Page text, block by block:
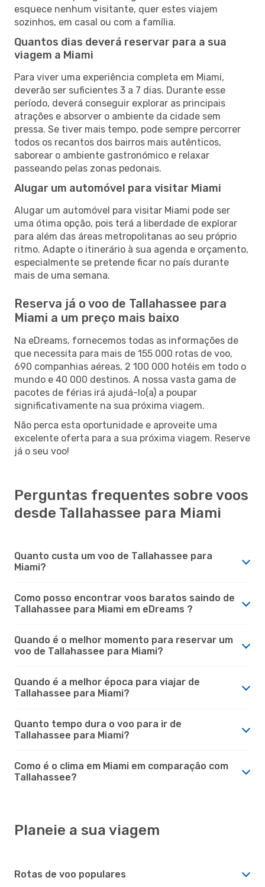
esquece nenhum visitante, quer estes viajem
sozinhos, em casal ou com a família.
Quantos dias deverá reservar para a sua
viagem a Miami
Para viver uma experiência completa em Miami,
deverão ser suficientes 3 a 7 dias. Durante esse
período, deverá conseguir explorar as principais
atrações e absorver o ambiente da cidade sem
pressa. Se tiver mais tempo, pode sempre percorrer
todos os recantos dos bairros mais autênticos,
saborear o ambiente gastronómico e relaxar
passeando pelas zonas pedonais.
Alugar um automóvel para visitar Miami
Alugar um automóvel para visitar Miami pode ser
uma ótima opção, pois terá a liberdade de explorar
para além das áreas metropolitanas ao seu próprio
ritmo. Adapte o itinerário à sua agenda e orçamento,
especialmente se pretende ficar no país durante
mais de uma semana.
Reserva já o voo de Tallahassee para
Miami a um preço mais baixo
Na eDreams, fornecemos todas as informações de
que necessita para mais de 155 000 rotas de voo,
690 companhias aéreas, 2 100 000 hotéis em todo o
mundo e 40 000 destinos. A nossa vasta gama de
pacotes de férias irá ajudá-lo(a) a poupar
significativamente na sua próxima viagem.
Não perca esta oportunidade e aproveite uma
excelente oferta para a sua próxima viagem. Reserve
já o seu voo!
Perguntas frequentes sobre voos
desde Tallahassee para Miami
Quanto custa um voo de Tallahassee para
Miami?
Como posso encontrar voos baratos saindo de
Tallahassee para Miami em eDreams ?
Quando é o melhor momento para reservar um
voo de Tallahassee para Miami?
Quando é a melhor época para viajar de
Tallahassee para Miami?
Quanto tempo dura o voo para ir de
Tallahassee para Miami?
Como é o clima em Miami em comparação com
Tallahassee?
Planeie a sua viagem
Rotas de voo populares